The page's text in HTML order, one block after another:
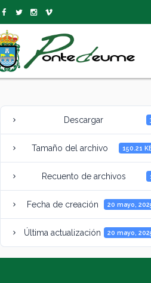
Descargar
Tamaño del archivo 150.21
Recuento de archivos
Fecha de creación 20 mayo,
Última actualización 20 mayo,